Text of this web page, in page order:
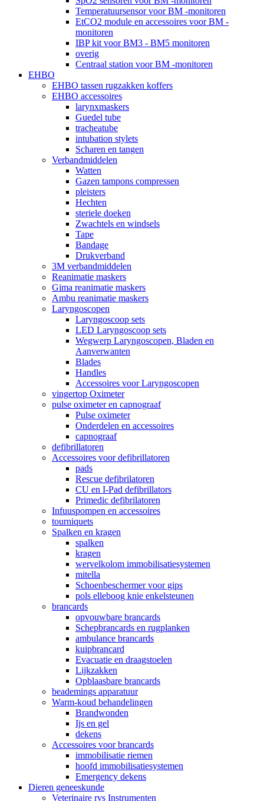
Temperatuursensor voor BM -monitoren
EtCO2 module en accessoires voor BM -
monitoren
IBP kit voor BM3 - BM5 monitoren
overig
Centraal station voor BM -monitoren
EHBO
EHBO tassen rugzakken koffers
EHBO accessoires
larynxmaskers
Guedel tube
tracheatube
intubation stylets
Scharen en tangen
Verbandmiddelen
Watten
Gazen tampons compressen
pleisters
Hechten
steriele doeken
Zwachtels en windsels
Tape
Bandage
Drukverband
3M verbandmiddelen
Reanimatie maskers
Gima reanimatie maskers
Ambu reanimatie maskers
Laryngoscopen
Laryngoscoop sets
LED Laryngoscoop sets
Wegwerp Laryngoscopen, Bladen en
Aanverwanten
Blades
Handles
Accessoires voor Laryngoscopen
vingertop Oximeter
pulse oximeter en capnograaf
Pulse oximeter
Onderdelen en accessoires
capnograaf
defibrillatoren
Accessoires voor defibrillatoren
pads
Rescue defibrilatoren
CU en I-Pad defibrillators
Primedic defibrilatoren
Infuuspompen en accessoires
tourniquets
Spalken en kragen
spalken
kragen
wervelkolom immobilisatiesystemen
mitella
Schoenbeschermer voor gips
pols elleboog knie enkelsteunen
brancards
opvouwbare brancards
Schepbrancards en rugplanken
ambulance brancards
kuipbrancard
Evacuatie en draagstoelen
Lijkzakken
Opblaasbare brancards
beademings apparatuur
Warm-koud behandelingen
Brandwonden
Ijs en gel
dekens
Accessoires voor brancards
immobilisatie riemen
hoofd immobilisatiesystemen
Emergency dekens
Dieren geneeskunde
Veterinaire rvs Instrumenten